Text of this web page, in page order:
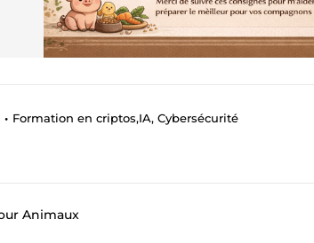
• Formation en criptos,IA, Cybersécurité
Animaux